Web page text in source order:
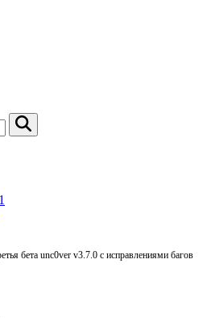
бета unc0ver v3.7.0 с исправлениями багов